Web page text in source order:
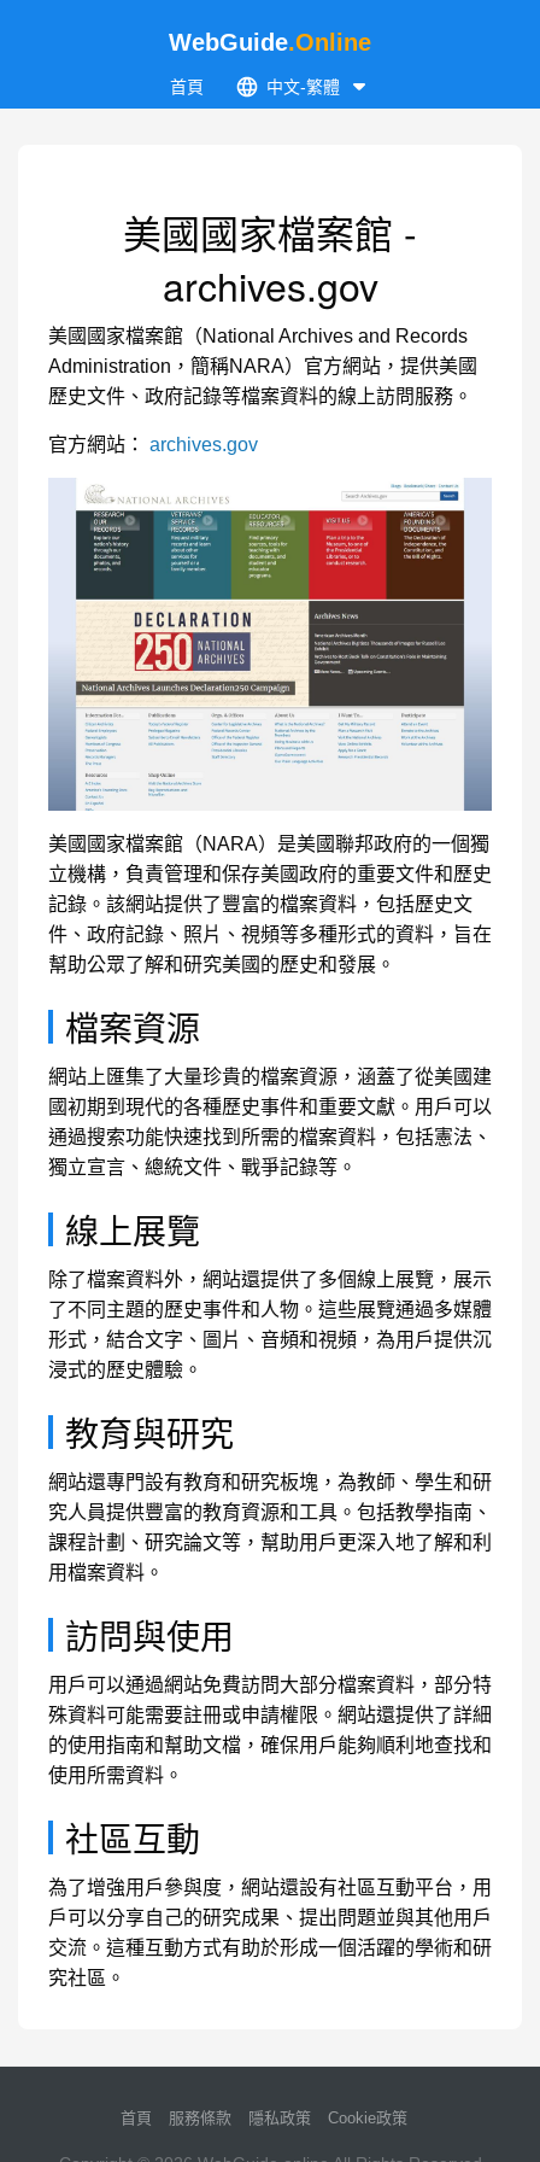
WebGuide.Online
首頁 中文-繁體
美國國家檔案館 -
archives.gov
美國國家檔案館（National Archives and Records
Administration，簡稱NARA）官方網站，提供美國
歷史文件、政府記錄等檔案資料的線上訪問服務。
官方網站： archives.gov
美國國家檔案館（NARA）是美國聯邦政府的一個獨
立機構，負責管理和保存美國政府的重要文件和歷史
記錄。該網站提供了豐富的檔案資料，包括歷史文
件、政府記錄、照片、視頻等多種形式的資料，旨在
幫助公眾了解和研究美國的歷史和發展。
檔案資源
網站上匯集了大量珍貴的檔案資源，涵蓋了從美國建
國初期到現代的各種歷史事件和重要文獻。用戶可以
通過搜索功能快速找到所需的檔案資料，包括憲法、
獨立宣言、總統文件、戰爭記錄等。
線上展覽
除了檔案資料外，網站還提供了多個線上展覽，展示
了不同主題的歷史事件和人物。這些展覽通過多媒體
形式，結合文字、圖片、音頻和視頻，為用戶提供沉
浸式的歷史體驗。
教育與研究
網站還專門設有教育和研究板塊，為教師、學生和研
究人員提供豐富的教育資源和工具。包括教學指南、
課程計劃、研究論文等，幫助用戶更深入地了解和利
用檔案資料。
訪問與使用
用戶可以通過網站免費訪問大部分檔案資料，部分特
殊資料可能需要註冊或申請權限。網站還提供了詳細
的使用指南和幫助文檔，確保用戶能夠順利地查找和
使用所需資料。
社區互動
為了增強用戶參與度，網站還設有社區互動平台，用
戶可以分享自己的研究成果、提出問題並與其他用戶
交流。這種互動方式有助於形成一個活躍的學術和研
究社區。
首頁 服務條款 隱私政策 Cookie政策